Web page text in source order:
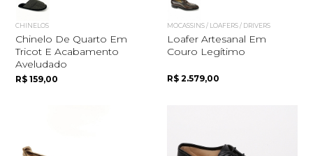
CHINELOS
Chinelo De Quarto Em
Tricot E Acabamento
Aveludado
R$ 159,00
MOCASSINS / LOAFERS / DRIVERS
Loafer Artesanal Em
Couro Legítimo
R$ 2.579,00